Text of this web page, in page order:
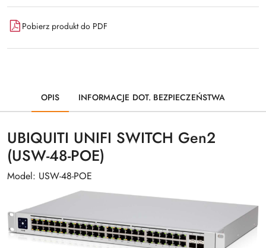
Pobierz produkt do PDF
OPIS INFORMACJE DOT. BEZPIECZEŃSTWA
UBIQUITI UNIFI SWITCH Gen2
(USW-48-POE)
Model: USW-48-POE